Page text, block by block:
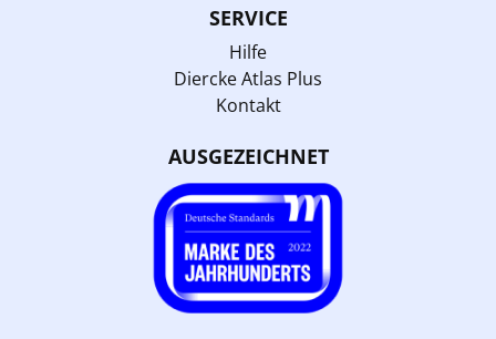
SERVICE
Hilfe
Diercke Atlas Plus
Kontakt
AUSGEZEICHNET